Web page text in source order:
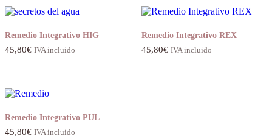
Remedio Integrativo HIG
45,80€ IVA incluido
Remedio Integrativo REX
45,80€ IVA incluido
Remedio Integrativo PUL
45,80€ IVA incluido